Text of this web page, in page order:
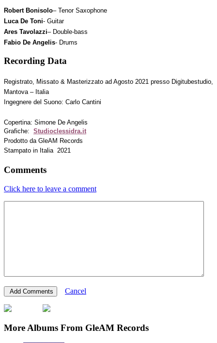
Robert Bonisolo– Tenor Saxophone
Luca De Toni- Guitar
Ares Tavolazzi– Double-bass
Fabio De Angelis- Drums
Recording Data
Registrato, Missato & Masterizzato ad Agosto 2021 presso Digitubestudio,
Mantova – Italia
Ingegnere del Suono: Carlo Cantini
Copertina: Simone De Angelis
Grafiche: Studioclessidra.it
Prodotto da GleAM Records
Stampato in Italia 2021
Comments
Click here to leave a comment
Cancel
More Albums From GleAM Records